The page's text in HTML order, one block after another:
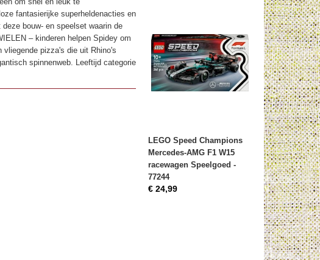
fantasierijke superheldenacties en
bouw- en speelset waarin de
– kinderen helpen Spidey om
vliegende pizza's die uit Rhino's
spinnenweb. Leeftijd categorie
LEGO Speed Champions
Mercedes-AMG F1 W15
racewagen Speelgoed -
77244
€ 24,99